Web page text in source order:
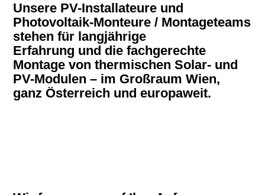
Unsere PV-Installateure und
Photovoltaik-Monteure / Montageteams
stehen für langjährige
Erfahrung und die fachgerechte
Montage von thermischen Solar- und
PV-Modulen – im Großraum Wien,
ganz Österreich und europaweit.